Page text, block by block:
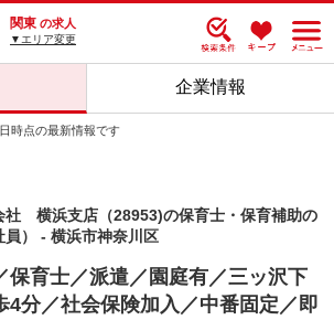
関東 の求人
▼エリア変更
企業情報
時点の最新情報です
社 横浜支店（28953)の保育士・保育補助の
） - 横浜市神奈川区
保育士／派遣／園庭有／三ッ沢下
4分／社会保険加入／中番固定／即